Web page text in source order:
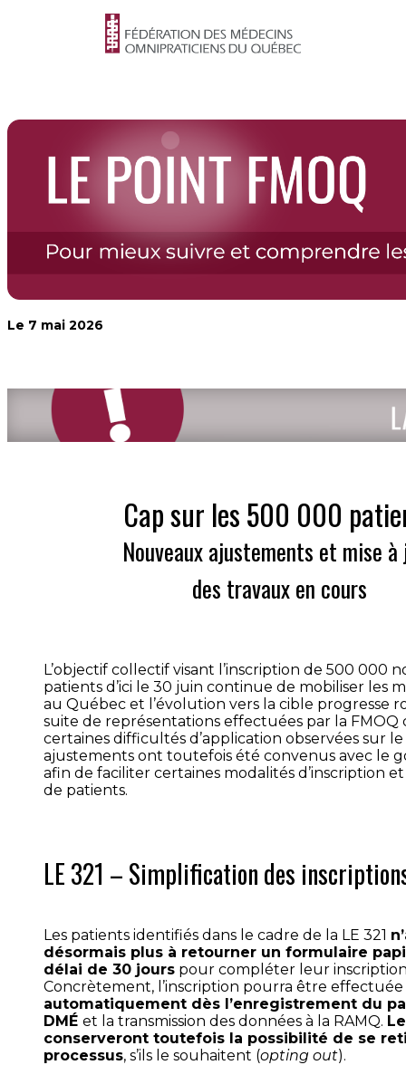
Le 7 mai 2026
Cap sur les 500 000
Nouveaux ajustements et mise à
des travaux en cours
L’objectif collectif visant l’inscription de 500 000
patients d’ici le 30 juin continue de mobiliser les
au Québec et l’évolution vers la cible progresse
suite de représentations effectuées par la FMOQ
certaines difficultés d’application observées sur
ajustements ont toutefois été convenus avec le
afin de faciliter certaines modalités d’inscription
de patients.
LE 321 – Simplification des
Les patients identifiés dans le cadre de la LE 321
désormais plus à retourner un formulaire
délai de 30 jours pour compléter leur
Concrètement, l’inscription pourra être effectuée
automatiquement dès l’enregistrement du
DMÉ et la transmission des données à la RAMQ.
conserveront toutefois la possibilité de se
processus, s’ils le souhaitent (opting out).